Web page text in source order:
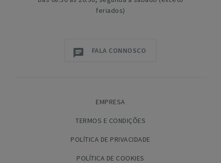
feriados)
FALA CONNOSCO
EMPRESA
TERMOS E CONDIÇÕES
POLÍTICA DE PRIVACIDADE
POLÍTICA DE COOKIES